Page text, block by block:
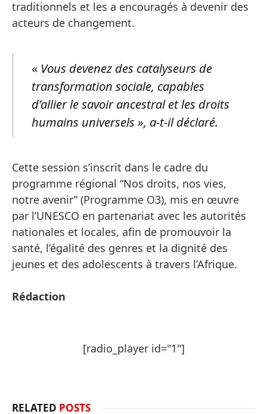
traditionnels et les a encouragés à devenir des
acteurs de changement.
« Vous devenez des catalyseurs de
transformation sociale, capables
d’allier le savoir ancestral et les droits
humains universels », a-t-il déclaré.
Cette session s’inscrit dans le cadre du
programme régional “Nos droits, nos vies,
notre avenir” (Programme O3), mis en œuvre
par l’UNESCO en partenariat avec les autorités
nationales et locales, afin de promouvoir la
santé, l’égalité des genres et la dignité des
jeunes et des adolescents à travers l’Afrique.
Rédaction
[radio_player id="1"]
RELATED POSTS